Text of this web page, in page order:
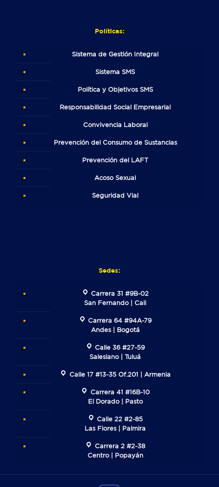
Políticas:
Sistema de Gestión Integral
Sistema SMS
Política y Objetivos SMS
Responsabilidad Social Empresarial
Convivencia Laboral
Prevención del Consumo de Sustancias
Prevención del LAFT
Acoso Sexual
Seguridad Vial
Sedes:
Carrera 31 #9B-02
San Fernando | Cali
Carrera 64 #94A-79
Andes | Bogotá
Calle 36 #27-59
Salesiano | Tuluá
Calle 17 #13-35 Of.201 | Armenia
Carrera 41 #16B-10
El Dorado | Pasto
Calle 22 #2-85
Las Flores | Palmira
Carrera 2 #2-38
Centro | Popayán